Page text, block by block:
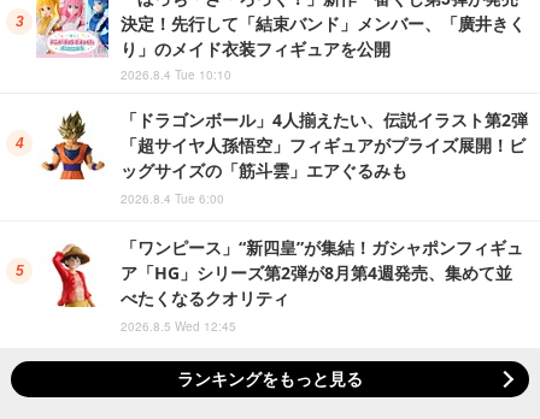
決定！先行して「結束バンド」メンバー、「廣井きく
り」のメイド衣装フィギュアを公開
2026.8.4 Tue 10:10
「ドラゴンボール」4人揃えたい、伝説イラスト第2弾
「超サイヤ人孫悟空」フィギュアがプライズ展開！ビ
ッグサイズの「筋斗雲」エアぐるみも
2026.8.4 Tue 6:00
「ワンピース」“新四皇”が集結！ガシャポンフィギュ
ア「HG」シリーズ第2弾が8月第4週発売、集めて並
べたくなるクオリティ
2026.8.5 Wed 12:45
ランキングをもっと見る